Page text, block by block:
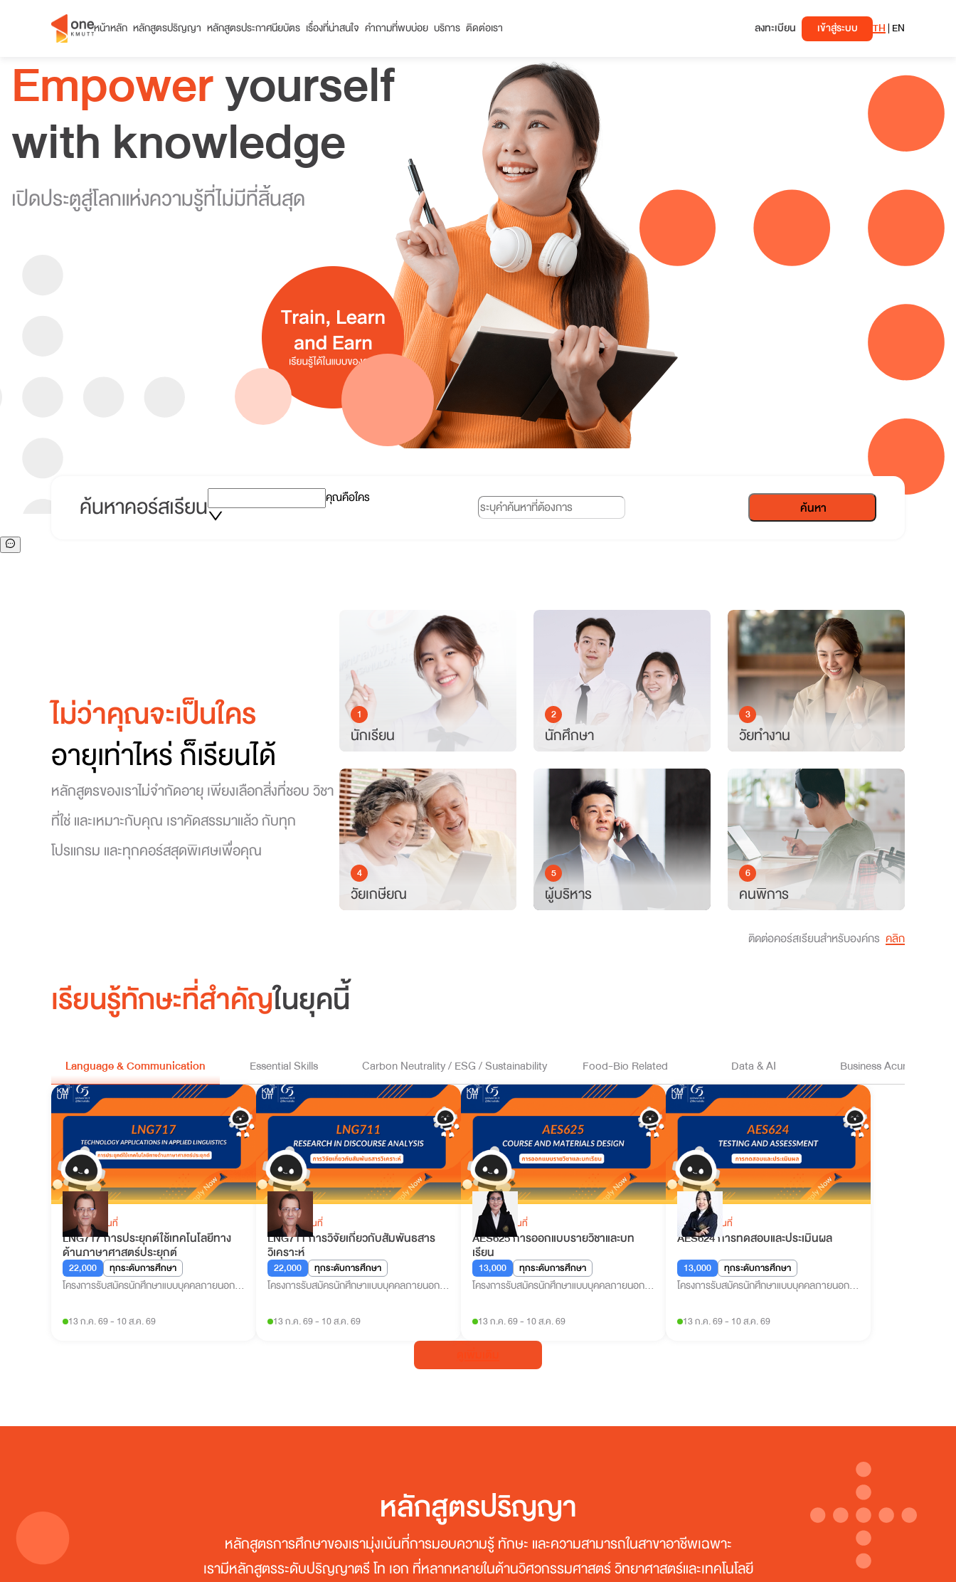
หน้าหลัก หลักสูตรปริญญา หลักสูตรประกาศนียบัตร เรื่องที่น่าสนใจ คำถามที่พบบ่อย บริการ ติดต่อเรา ลงทะเบียน เข้าสู่ระบบ TH| EN
Empoweryourself
with knowledge
เปิดประตูสู่โลกแห่งความรู้ที่ไม่มีที่สิ้นสุด
ค้นหาคอร์สเรียน คุณคือใคร
ค้นหา
ไม่ว่าคุณจะเป็นใคร
อายุเท่าไหร่ ก็เรียนได้
หลักสูตรของเราไม่จำกัดอายุ เพียงเลือกสิ่งที่ชอบ วิชา
ที่ใช่ และเหมาะกับคุณ เราคัดสรรมาแล้ว กับทุก
โปรแกรม และทุกคอร์สสุดพิเศษเพื่อคุณ
1
นักเรียน
2
นักศึกษา
3
วัยทำงาน
4
วัยเกษียณ
5
ผู้บริหาร
6
คนพิการ
ติดต่อคอร์สเรียนสำหรับองค์กร คลิก
เรียนรู้ทักษะที่สำคัญในยุคนี้
Language & Communication Essential Skills Carbon Neutrality / ESG / Sustainability Food-Bio Related Data & AI Business Acumen
เรียนรู้ในสถานที่
LNG717 การประยุกต์ใช้เทคโนโลยีทาง
ด้านภาษาศาสตร์ประยุกต์
22,000 ทุกระดับการศึกษา
โครงการรับสมัครนักศึกษาแบบบุคคลภายนอก
13 ก.ค. 69- 10 ส.ค. 69
เรียนรู้ในสถานที่
LNG711 การวิจัยเกี่ยวกับสัมพันธสาร
วิเคราะห์
22,000 ทุกระดับการศึกษา
โครงการรับสมัครนักศึกษาแบบบุคคลภายนอก
13 ก.ค. 69- 10 ส.ค. 69
เรียนรู้ในสถานที่
AES625 การออกแบบรายวิชาและบท
เรียน
13,000 ทุกระดับการศึกษา
โครงการรับสมัครนักศึกษาแบบบุคคลภายนอก
13 ก.ค. 69- 10 ส.ค. 69
เรียนรู้ในสถานที่
AES624 การทดสอบและประเมินผล
13,000 ทุกระดับการศึกษา
โครงการรับสมัครนักศึกษาแบบบุคคลภายนอก
13 ก.ค. 69- 10 ส.ค. 69
หลักสูตรปริญญา
หลักสูตรการศึกษาของเรามุ่งเน้นที่การมอบความรู้ ทักษะ และความสามารถในสาขาอาชีพเฉพาะ
เรามีหลักสูตรระดับปริญญาตรี โท เอก ที่หลากหลายในด้านวิศวกรรมศาสตร์ วิทยาศาสตร์และเทคโนโลยี